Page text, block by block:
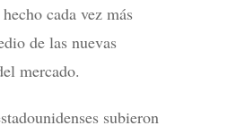
cada vez más
de las nuevas
mercado.
subieron